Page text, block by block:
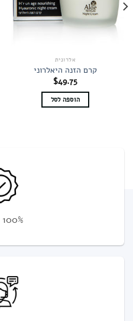
אלרונית
קרם הזנה היאלרוני
$49.75
הוספה לסל
100% איכות